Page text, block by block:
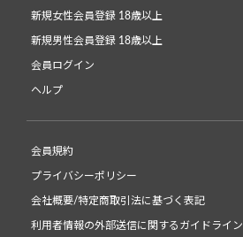
新規女性会員登録 18歳以上
新規男性会員登録 18歳以上
会員ログイン
ヘルプ
会員規約
プライバシーポリシー
会社概要/特定商取引法に基づく表記
利用者情報の外部送信に関するガイドライン